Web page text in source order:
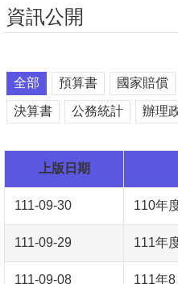
資訊公開
全部 預算書 國家賠償
決算書 公務統計 辦理
上版日期
111-09-30 110年
111-09-29 111年
111-09-08 111年